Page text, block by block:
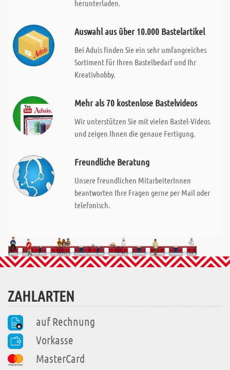
herunterladen.
Auswahl aus über 10.000 Bastelartikel
Bei Aduis finden Sie ein sehr umfangreiches
Sortiment für Ihren Bastelbedarf und Ihr
Kreativhobby.
Mehr als 70 kostenlose Bastelvideos
Wir unterstützen Sie mit vielen Bastel-Videos
und zeigen Ihnen die genaue Fertigung.
Freundliche Beratung
Unsere freundlichen MitarbeiterInnen
beantworten Ihre Fragen gerne per Mail oder
telefonisch.
ZAHLARTEN
auf Rechnung
Vorkasse
MasterCard